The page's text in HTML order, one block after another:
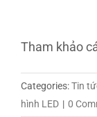
Tham khảo
Categories:Tin
hình LED | 0